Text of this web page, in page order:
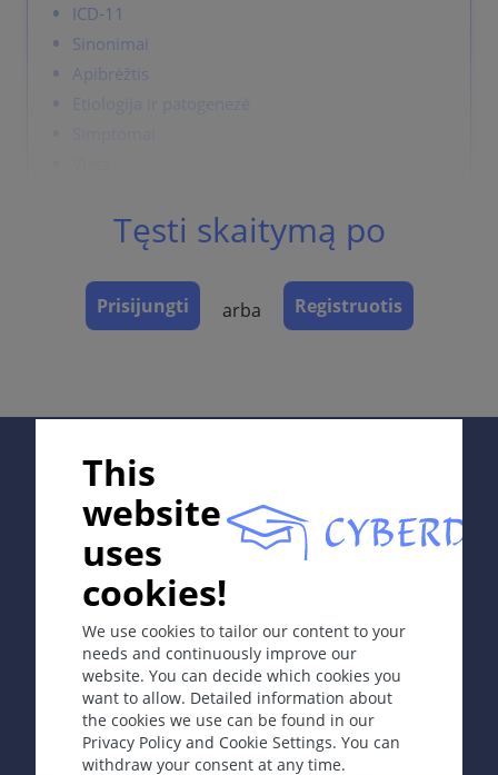
ICD-11
Sinonimai
Apibrėžtis
Diagnostika
Gydymas
Laboratorinė diagnostika
Sinonimai
Įvairiaspalvė dedervinė,
versicolor.
Apibrėžtis
Paviršinė odos mikozė (depigmentuotos,
hiperpigmentuotos dėmelės.
Etiologija ir patogenezė
Sukėlėjas:Pityrosporum ovale(sin. Malassezia
globosa), lipofilinė mielių grybelio rūšis. Jo augimą
skatina įvairūs sukeliamieji veiksniai: prakaitavimas,
Tęsti skaitymą po
Prisijungti arba Registruotis
This
website
uses
cookies!
We use cookies to tailor our content to your
needs and continuously improve our
website. You can decide which cookies you
want to allow. Detailed information about
the cookies we use can be found in our
Privacy Policy and Cookie Settings. You can
withdraw your consent at any time.
In collaboration with Erasmus+ hEduLearnIt editorial
Copyright © 2003-2026 CYBERDERM Editorial Group
Founding Editor Guenter Burg, M.D. - Concept and
Coordination by Vahid Djamei, Zurich
All rights reserved.